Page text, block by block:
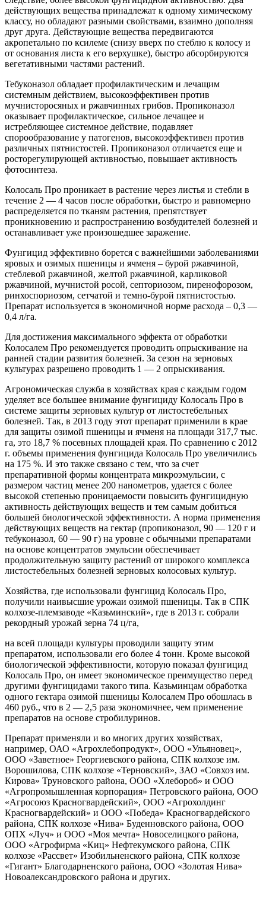
действующих вещества принадлежат к одному химическому
классу, но обладают разными свойствами, взаимно дополняя
друг друга. Действующие вещества передвигаются
акропетально по ксилеме (снизу вверх по стеблю к колосу и
от основания листа к его верхушке), быстро абсорбируются
вегетативными частями растений.
Тебуконазол обладает профилактическим и лечащим
системным действием, высокоэффективен против
мучнисторосяных и ржавчинных грибов. Пропиконазол
оказывает профилактическое, сильное лечащее и
истребляющее системное действие, подавляет
спорообразование у патогенов, высокоэффективен против
различных пятнистостей. Пропиконазол отличается еще и
росторегулирующей активностью, повышает активность
фотосинтеза.
Колосаль Про проникает в растение через листья и стебли в
течение 2 — 4 часов после обработки, быстро и равномерно
распределяется по тканям растения, препятствует
проникновению и распространению возбудителей болезней и
останавливает уже произошедшее заражение.
Фунгицид эффективно борется с важнейшими заболеваниями
яровых и озимых пшеницы и ячменя – бурой ржавчиной,
стеблевой ржавчиной, желтой ржавчиной, карликовой
ржавчиной, мучнистой росой, септориозом, пиренофорозом,
ринхоспориозом, сетчатой и темно-бурой пятнистостью.
Препарат используется в экономичной норме расхода – 0,3 —
0,4 л/га.
Для достижения максимального эффекта от обработки
Колосалем Про рекомендуется проводить опрыскивание на
ранней стадии развития болезней. За сезон на зерновых
культурах разрешено проводить 1 — 2 опрыскивания.
Агрономическая служба в хозяйствах края с каждым годом
уделяет все большее внимание фунгициду Колосаль Про в
системе защиты зерновых культур от листостебельных
болезней. Так, в 2013 году этот препарат применили в крае
для защиты озимой пшеницы и ячменя на площади 317,7 тыс.
га, это 18,7 % посевных площадей края. По сравнению с 2012
г. объемы применения фунгицида Колосаль Про увеличились
на 175 %. И это также связано с тем, что за счет
препаративной формы концентрата микроэмульсии, с
размером частиц менее 200 нанометров, удается с более
высокой степенью проницаемости повысить фунгицидную
активность действующих веществ и тем самым добиться
большей биологической эффективности. А норма применения
действующих веществ на гектар (пропиконазол, 90 — 120 г и
тебуконазол, 60 — 90 г) на уровне с обычными препаратами
на основе концентратов эмульсии обеспечивает
продолжительную защиту растений от широкого комплекса
листостебельных болезней зерновых колосовых культур.
Хозяйства, где использовали фунгицид Колосаль Про,
получили наивысшие урожаи озимой пшеницы. Так в СПК
колхозе-племзаводе «Казьминский», где в 2013 г. собрали
рекордный урожай зерна 74 ц/га,
на всей площади культуры проводили защиту этим
препаратом, использовали его более 4 тонн. Кроме высокой
биологической эффективности, которую показал фунгицид
Колосаль Про, он имеет экономическое преимущество перед
другими фунгицидами такого типа. Казьминцам обработка
одного гектара озимой пшеницы Колосалем Про обошлась в
460 руб., что в 2 — 2,5 раза экономичнее, чем применение
препаратов на основе стробилуринов.
Препарат применяли и во многих других хозяйствах,
например, ОАО «Агрохлебопродукт», ООО «Ульяновец»,
ООО «Заветное» Георгиевского района, СПК колхозе им.
Ворошилова, СПК колхозе «Терновский», ЗАО «Совхоз им.
Кирова» Труновского района, ООО «Хлебороб» и ООО
«Агропромышленная корпорация» Петровского района, ООО
«Агросоюз Красногвардейский», ООО «Агрохолдинг
Красногвардейский» и ООО «Победа» Красногвардейского
района, СПК колхозе «Нива» Буденновского района, ООО
ОПХ «Луч» и ООО «Моя мечта» Новоселицкого района,
ООО «Агрофирма «Киц» Нефтекумского района, СПК
колхозе «Рассвет» Изобильненского района, СПК колхозе
«Гигант» Благодарненского района, ООО «Золотая Нива»
Новоалександровского района и других.